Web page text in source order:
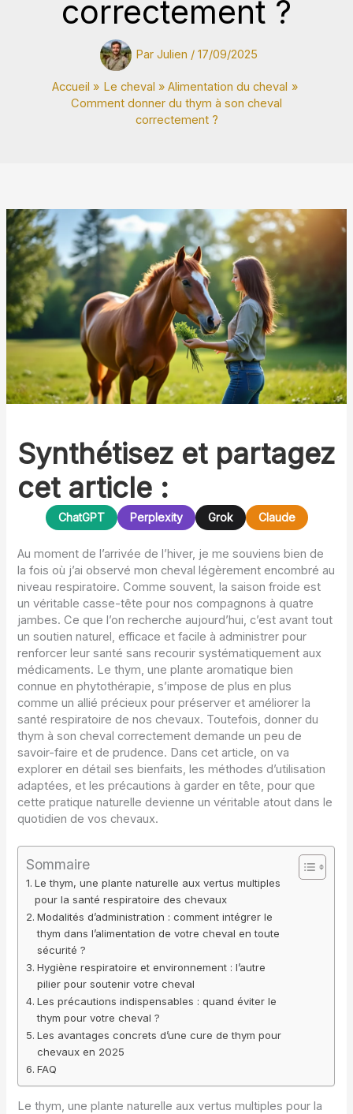
correctement ?
Par Julien / 17/09/2025
Accueil Le cheval
Alimentation du cheval
Comment donner du thym à son cheval
correctement ?
Synthétisez et partagez
cet article :
ChatGPT Perplexity Grok Claude
Au moment de l’arrivée de l’hiver, je me souviens bien de
la fois où j’ai observé mon cheval légèrement encombré au
niveau respiratoire. Comme souvent, la saison froide est
un véritable casse-tête pour nos compagnons à quatre
jambes. Ce que l’on recherche aujourd’hui, c’est avant tout
un soutien naturel, efficace et facile à administrer pour
renforcer leur santé sans recourir systématiquement aux
médicaments. Le thym, une plante aromatique bien
connue en phytothérapie, s’impose de plus en plus
comme un allié précieux pour préserver et améliorer la
santé respiratoire de nos chevaux. Toutefois, donner du
thym à son cheval correctement demande un peu de
savoir-faire et de prudence. Dans cet article, on va
explorer en détail ses bienfaits, les méthodes d’utilisation
adaptées, et les précautions à garder en tête, pour que
cette pratique naturelle devienne un véritable atout dans le
quotidien de vos chevaux.
Sommaire
Le thym, une plante naturelle aux vertus multiples
pour la santé respiratoire des chevaux
Modalités d’administration : comment intégrer le
thym dans l’alimentation de votre cheval en toute
sécurité ?
Hygiène respiratoire et environnement : l’autre
pilier pour soutenir votre cheval
Les précautions indispensables : quand éviter le
thym pour votre cheval ?
Les avantages concrets d’une cure de thym pour
chevaux en 2025
FAQ
Le thym, une plante naturelle aux vertus multiples pour la